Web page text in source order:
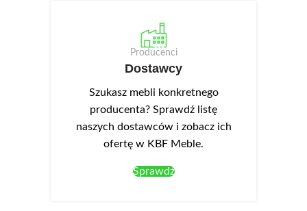
Producenci
Dostawcy
Szukasz mebli konkretnego
producenta? Sprawdź listę
naszych dostawców i zobacz ich
ofertę w KBF Meble.
Sprawdź